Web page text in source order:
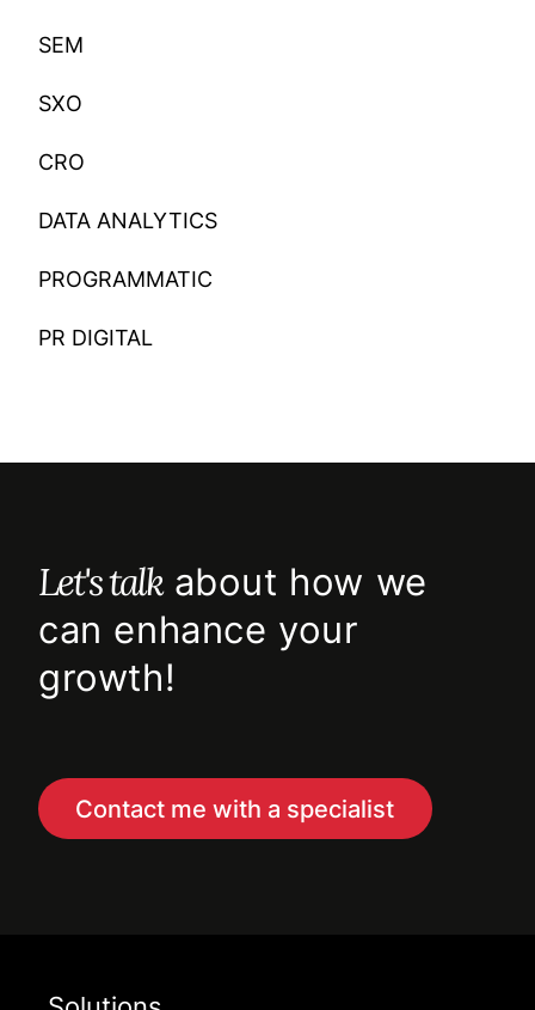
SEM
SXO
CRO
DATA ANALYTICS
PROGRAMMATIC
PR DIGITAL
Let's talkabout how we
can enhance your
growth!
Contact me with a specialist